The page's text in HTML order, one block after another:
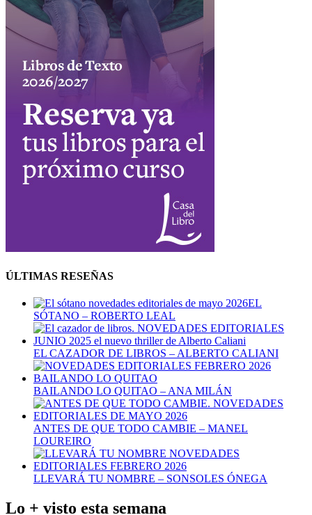
ÚLTIMAS RESEÑAS
EL
SÓTANO – ROBERTO LEAL
EL CAZADOR DE LIBROS – ALBERTO CALIANI
BAILANDO LO QUITAO – ANA MILÁN
ANTES DE QUE TODO CAMBIE – MANEL
LOUREIRO
LLEVARÁ TU NOMBRE – SONSOLES ÓNEGA
Lo + visto esta semana